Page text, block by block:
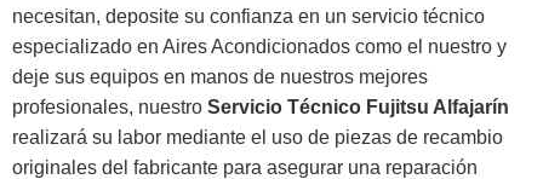
necesitan, deposite su confianza en un servicio técnico
especializado en Aires Acondicionados como el nuestro y
deje sus equipos en manos de nuestros mejores
profesionales, nuestro Servicio Técnico Fujitsu Alfajarín
realizará su labor mediante el uso de piezas de recambio
originales del fabricante para asegurar una reparación